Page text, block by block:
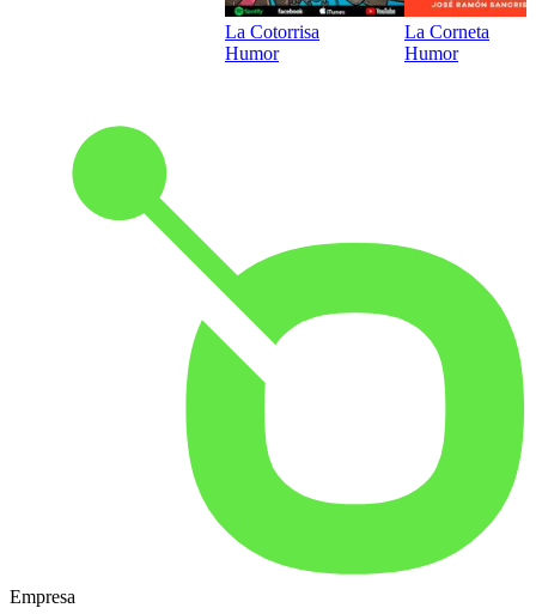
La Cotorrisa
Humor
La Corneta
Humor
Empresa